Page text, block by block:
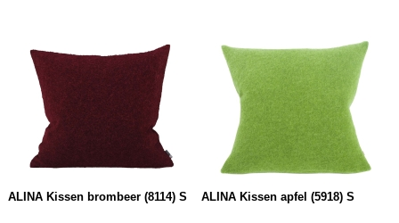
ALINA Kissen brombeer (8114) S ALINA Kissen apfel (5918) S